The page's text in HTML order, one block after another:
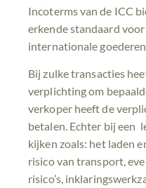
Incoterms van de ICC
erkende standaard
internationale
Bij zulke transacties
verplichting om
verkoper heeft de
betalen. Echter bij een
kijken zoals: het laden
risico van transport,
risico’s,